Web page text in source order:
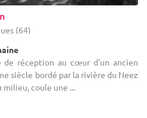
(64)
de réception au cœur d'un ancien
siècle bordé par la rivière du Neez
milieu, coule une ...